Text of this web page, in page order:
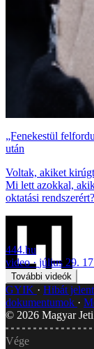
„Fenekestül
után
Voltak, akiket
Mi lett azokkal,
oktatási rendszerért?
444.hu
video
július 29.
További videók
GYIK Hibát
dokumentumok
© 2026 Magyar
Vége